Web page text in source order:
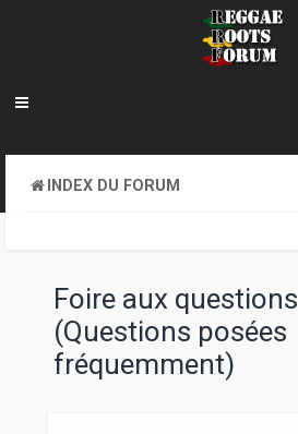
INDEX DU FORUM
Foire aux questions
(Questions posées
fréquemment)